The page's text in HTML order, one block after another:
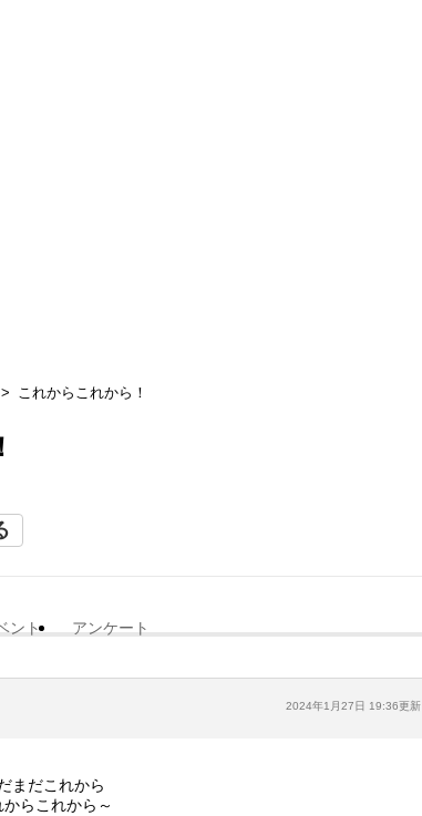
これからこれから！
ント アンケート
2024年1月27日 19:36更新
まだこれから
らこれから～